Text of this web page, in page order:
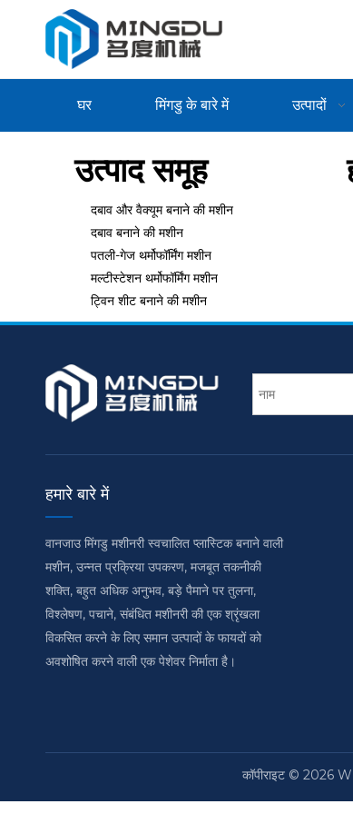
घर मिंगडु के बारे में उत्पादों
उत्पाद समूह
दबाव और वैक्यूम बनाने की मशीन
दबाव बनाने की मशीन
पतली-गेज थर्मोफॉर्मिंग मशीन
मल्टीस्टेशन थर्मोफॉर्मिंग मशीन
ट्विन शीट बनाने की मशीन
हमारे बारे में
वानजाउ मिंगडु मशीनरी स्वचालित प्लास्टिक बनाने वाली
मशीन, उन्नत प्रक्रिया उपकरण, मजबूत तकनीकी
शक्ति, बहुत अधिक अनुभव, बड़े पैमाने पर तुलना,
विश्लेषण, पचाने, संबंधित मशीनरी की एक श्रृंखला
विकसित करने के लिए समान उत्पादों के फायदों को
अवशोषित करने वाली एक पेशेवर निर्माता है।
कॉपीराइट © 2026